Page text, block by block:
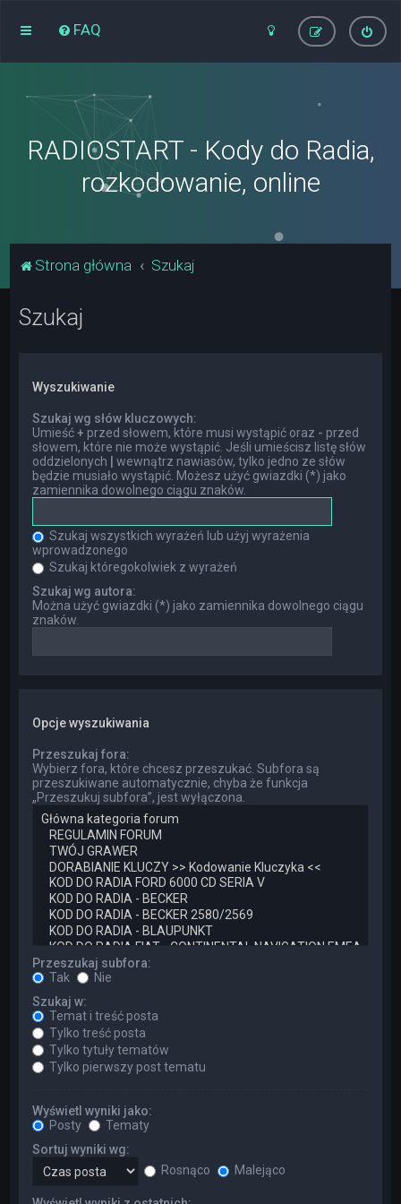
FAQ
RADIOSTART - Kody do Radia,
rozkodowanie, online
Strona główna Szukaj
Szukaj
Wyszukiwanie
Szukaj wg słów kluczowych:
Umieść+ przed słowem, które musi wystąpić oraz - przed
słowem, które nie może wystąpić. Jeśli umieścisz listę słów
oddzielonych
wewnątrz nawiasów, tylko jedno ze słów
będzie musiało wystąpić. Możesz użyć gwiazdki (*) jako
zamiennika dowolnego ciągu znaków.
Szukaj wszystkich wyrażeń lub użyj wyrażenia
wprowadzonego
Szukaj któregokolwiek z wyrażeń
Szukaj wg autora:
Można użyć gwiazdki (*) jako zamiennika dowolnego ciągu
znaków.
Opcje wyszukiwania
Przeszukaj fora:
Wybierz fora, które chcesz przeszukać. Subfora są
przeszukiwane automatycznie, chyba że funkcja
„Przeszukuj subfora”, jest wyłączona.
Przeszukaj subfora:
Tak
Nie
Szukaj w:
Temat i treść posta
Tylko treść posta
Tylko tytuły tematów
Tylko pierwszy post tematu
Wyświetl wyniki jako:
Posty
Tematy
Sortuj wyniki wg:
Rosnąco
Malejąco